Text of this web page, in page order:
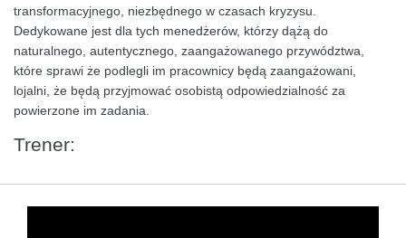
transformacyjnego, niezbędnego w czasach kryzysu.
Dedykowane jest dla tych menedżerów, którzy dążą do
naturalnego, autentycznego, zaangażowanego przywództwa,
które sprawi że podlegli im pracownicy będą zaangażowani,
lojalni, że będą przyjmować osobistą odpowiedzialność za
powierzone im zadania.
Trener: